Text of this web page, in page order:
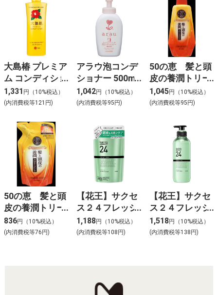
大島椿 プレミア
ム コンディショ
ナー
1,331 円（10%税込）
(内消費税等121円)
アラウ泡コンデ
ショナー 500ml
ポンプ付き
1,042円（10%税込）
(内消費税等95円)
50の恵 髪と頭
皮の養潤トリー
トメント
1,045円（10%税込）
(内消費税等95円)
50の恵 髪と頭
皮の養潤トリー
トメント つめ
かえ用
836円（10%税込）
(内消費税等76円)
【花王】サクセ
ス２４フレッシ
ュコンディショ
ナーつめかえ用
1,188円（10%税込）
(内消費税等108円)
【花王】サクセ
ス２４フレッシ
ュコンディショ
ナー本体【サク
1,518円（10%税込）
(内消費税等138円)